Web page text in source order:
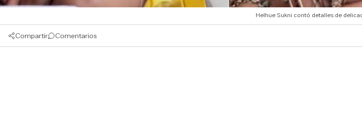
Helhue Sukni contó detalles de
Compartir Comentarios